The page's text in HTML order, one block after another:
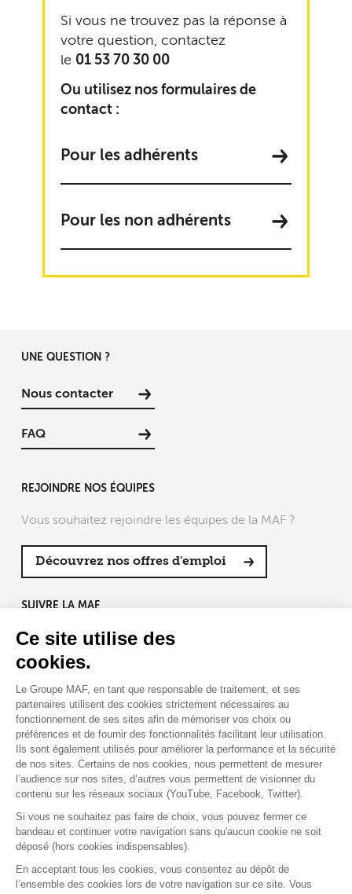
Ce site utilise des
cookies.
Le Groupe MAF, en tant que responsable de traitement, et ses
partenaires utilisent des cookies strictement nécessaires au
fonctionnement de ses sites afin de mémoriser vos choix ou
préférences et de fournir des fonctionnalités facilitant leur utilisation.
Ils sont également utilisés pour améliorer la performance et la sécurité
de nos sites. Certains de nos cookies, nous permettent de mesurer
l’audience sur nos sites, d’autres vous permettent de visionner du
contenu sur les réseaux sociaux (YouTube, Facebook, Twitter).
Si vous ne souhaitez pas faire de choix, vous pouvez fermer ce
bandeau et continuer votre navigation sans qu'aucun cookie ne soit
déposé (hors cookies indispensables).
En acceptant tous les cookies, vous consentez au dépôt de
l’ensemble des cookies lors de votre navigation sur ce site. Vous
Si vous ne trouvez pas la réponse à
votre question, contactez
le 01 53 70 30 00
Ou utilisez nos formulaires de
contact :
Pour les adhérents
Pour les non adhérents
UNE QUESTION ?
Nous contacter
FAQ
REJOINDRE NOS ÉQUIPES
Vous souhaitez rejoindre les équipes de la MAF ?
Découvrez nos offres d'emploi
SUIVRE LA MAF
RETROUVEZ-NOUS SUR :
Contact Presse Assistance
Mentions légales
Gestion des cookies
Politique de confidentialité